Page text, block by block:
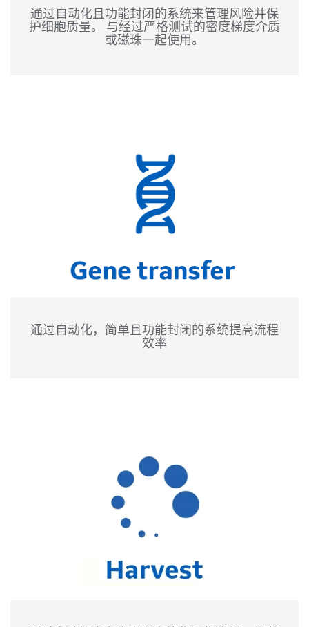
通过自动化且功能封闭的系统来管理风险并保
护细胞质量。 与经过严格测试的密度梯度介质
或磁珠一起使用。
通过自动化，简单且功能封闭的系统提高流程
效率